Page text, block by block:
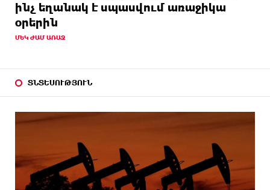
ինչ եղանակ է սպասվում առաջիկա
օրերին
ՄԵԿ ԺԱՄ ԱՌԱՋ
ՏՆՏԵՍՈՒԹՅՈՒՆ